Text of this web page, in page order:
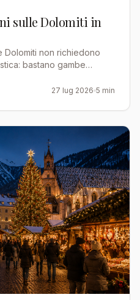
sulle Dolomiti in
Dolomiti non richiedono
bastano gambe
27 lug 2026 5 min